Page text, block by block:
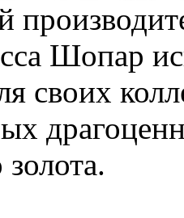
Шопар
своих